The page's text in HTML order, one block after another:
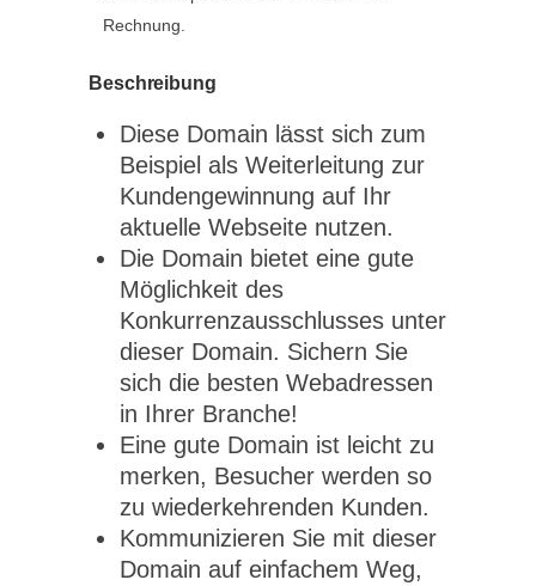
Rechnung.
Beschreibung
Diese Domain lässt sich zum
Beispiel als Weiterleitung zur
Kundengewinnung auf Ihr
aktuelle Webseite nutzen.
Die Domain bietet eine gute
Möglichkeit des
Konkurrenzausschlusses unter
dieser Domain. Sichern Sie
sich die besten Webadressen
in Ihrer Branche!
Eine gute Domain ist leicht zu
merken, Besucher werden so
zu wiederkehrenden Kunden.
Kommunizieren Sie mit dieser
Domain auf einfachem Weg,